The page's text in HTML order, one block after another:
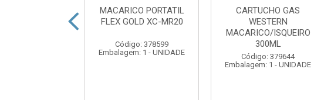
MACARICO PORTATIL
FLEX GOLD XC-MR20
Código: 378599
Embalagem: 1 - UNIDADE
CARTUCHO GAS
WESTERN
MACARICO/ISQUEIRO
300ML
Código: 379644
Embalagem: 1 - UNIDADE